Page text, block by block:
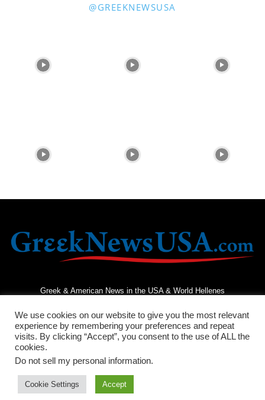
@GREEKNEWSUSA
Greek & American News in the USA & World Hellenes
Terms and Conditions
We use cookies on our website to give you the most relevant
experience by remembering your preferences and repeat
visits. By clicking “Accept”, you consent to the use of ALL the
cookies.
Do not sell my personal information.
Cookie Settings Accept